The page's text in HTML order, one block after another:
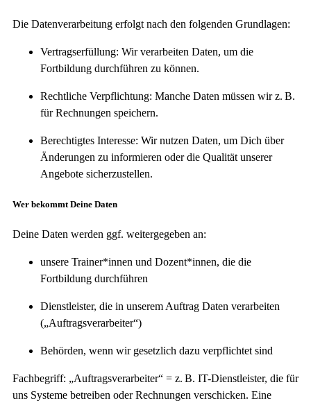
Die Datenverarbeitung erfolgt nach den folgenden Grundlagen:
Vertragserfüllung: Wir verarbeiten Daten, um die
Fortbildung durchführen zu können.
Rechtliche Verpflichtung: Manche Daten müssen wir z. B.
für Rechnungen speichern.
Berechtigtes Interesse: Wir nutzen Daten, um Dich über
Änderungen zu informieren oder die Qualität unserer
Angebote sicherzustellen.
Wer bekommt Deine Daten
Deine Daten werden ggf. weitergegeben an:
unsere Trainer*innen und Dozent*innen, die die
Fortbildung durchführen
Dienstleister, die in unserem Auftrag Daten verarbeiten
(„Auftragsverarbeiter“)
Behörden, wenn wir gesetzlich dazu verpflichtet sind
Fachbegriff: „Auftragsverarbeiter“ = z. B. IT-Dienstleister, die für
uns Systeme betreiben oder Rechnungen verschicken. Eine